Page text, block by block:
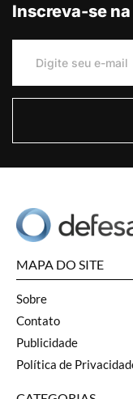
Inscreva-se
MAPA DO SITE
Sobre
Contato
Publicidade
Política de